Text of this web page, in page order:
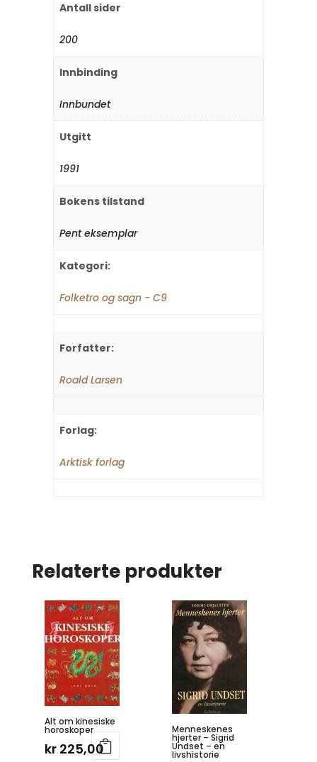
Antall sider
200
Innbinding
Innbundet
Utgitt
1991
Bokens tilstand
Pent eksemplar
Kategori:
Folketro og sagn - C9
Forfatter:
Roald Larsen
Forlag:
Arktisk forlag
Relaterte produkter
Alt om kinesiske
horoskoper
kr225,00
Menneskenes
hjerter – Sigrid
Undset – en
livshistorie